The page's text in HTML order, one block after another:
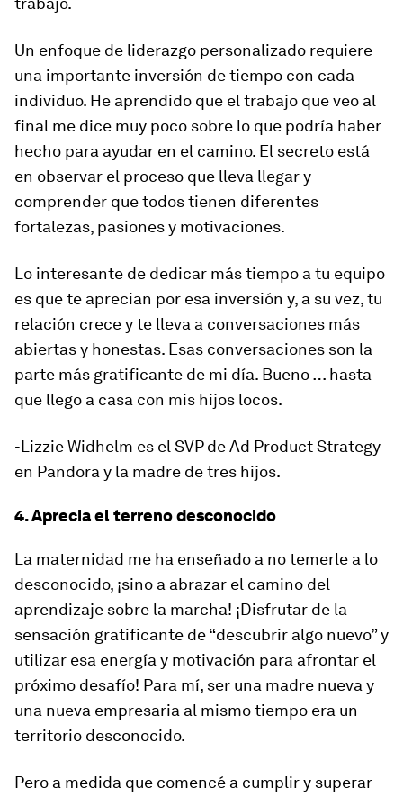
Un enfoque de liderazgo personalizado requiere
una importante inversión de tiempo con cada
individuo. He aprendido que el trabajo que veo al
final me dice muy poco sobre lo que podría haber
hecho para ayudar en el camino. El secreto está
en observar el proceso que lleva llegar y
comprender que todos tienen diferentes
fortalezas, pasiones y motivaciones.
Lo interesante de dedicar más tiempo a tu equipo
es que te aprecian por esa inversión y, a su vez, tu
relación crece y te lleva a conversaciones más
abiertas y honestas. Esas conversaciones son la
parte más gratificante de mi día. Bueno … hasta
que llego a casa con mis hijos locos.
-Lizzie Widhelm es el SVP de Ad Product Strategy
en Pandora y la madre de tres hijos.
4. Aprecia el terreno desconocido
La maternidad me ha enseñado a no temerle a lo
desconocido, ¡sino a abrazar el camino del
aprendizaje sobre la marcha! ¡Disfrutar de la
sensación gratificante de “descubrir algo nuevo” y
utilizar esa energía y motivación para afrontar el
próximo desafío! Para mí, ser una madre nueva y
una nueva empresaria al mismo tiempo era un
territorio desconocido.
Pero a medida que comencé a cumplir y superar